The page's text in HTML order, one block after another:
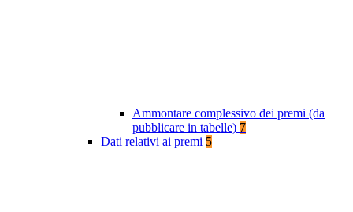
Ammontare complessivo dei premi (da
pubblicare in tabelle) 7
Dati relativi ai premi 5